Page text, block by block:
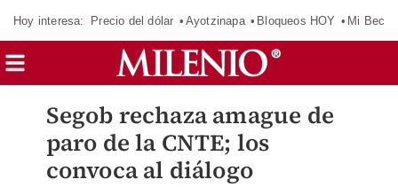
Hoy interesa: Precio del dólar Ayotzinapa Bloqueos HOY Mi Beca
Segob rechaza amague de
paro de la CNTE; los
convoca al diálogo